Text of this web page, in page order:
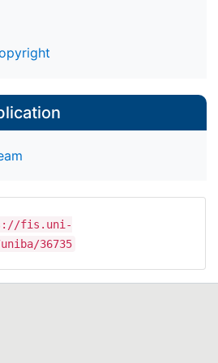
über seine
sondern auch
für die Geschichte des
been substantially extended.
fis.uni-
36735